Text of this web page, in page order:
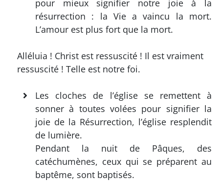
pour mieux signifier notre joie à la
résurrection : la Vie a vaincu la mort.
L’amour est plus fort que la mort.
Alléluia ! Christ est ressuscité ! Il est vraiment
ressuscité ! Telle est notre foi.
Les cloches de l’église se remettent à
sonner à toutes volées pour signifier la
joie de la Résurrection, l’église resplendit
de lumière.
Pendant la nuit de Pâques, des
catéchumènes, ceux qui se préparent au
baptême, sont baptisés.